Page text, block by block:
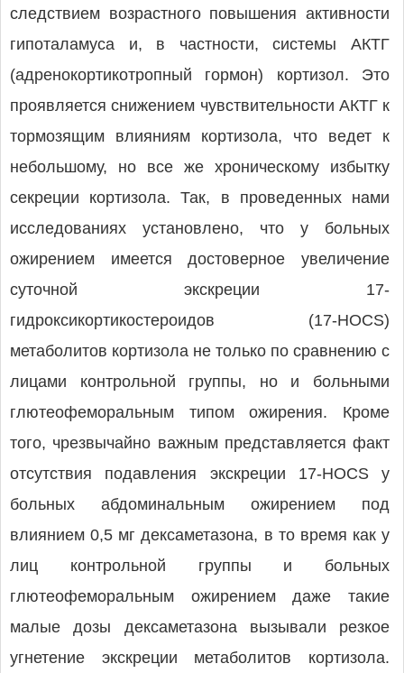
следствием возрастного повышения активности
гипоталамуса и, в частности, системы АКТГ
(адренокортикотропный гормон) кортизол. Это
проявляется снижением чувствительности АКТГ к
тормозящим влияниям кортизола, что ведет к
небольшому, но все же хроническому избытку
секреции кортизола. Так, в проведенных нами
исследованиях установлено, что у больных
ожирением имеется достоверное увеличение
суточной экскреции 17-
гидроксикортикостероидов (17-HOCS)
метаболитов кортизола не только по сравнению с
лицами контрольной группы, но и больными
глютеофеморальным типом ожирения. Кроме
того, чрезвычайно важным представляется факт
отсутствия подавления экскреции 17-HOCS у
больных абдоминальным ожирением под
влиянием 0,5 мг дексаметазона, в то время как у
лиц контрольной группы и больных
глютеофеморальным ожирением даже такие
малые дозы дексаметазона вызывали резкое
угнетение экскреции метаболитов кортизола.